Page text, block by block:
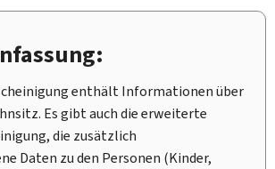
enthält Informationen über
Es gibt auch die erweiterte
die zusätzlich
Daten zu den Personen (Kinder,